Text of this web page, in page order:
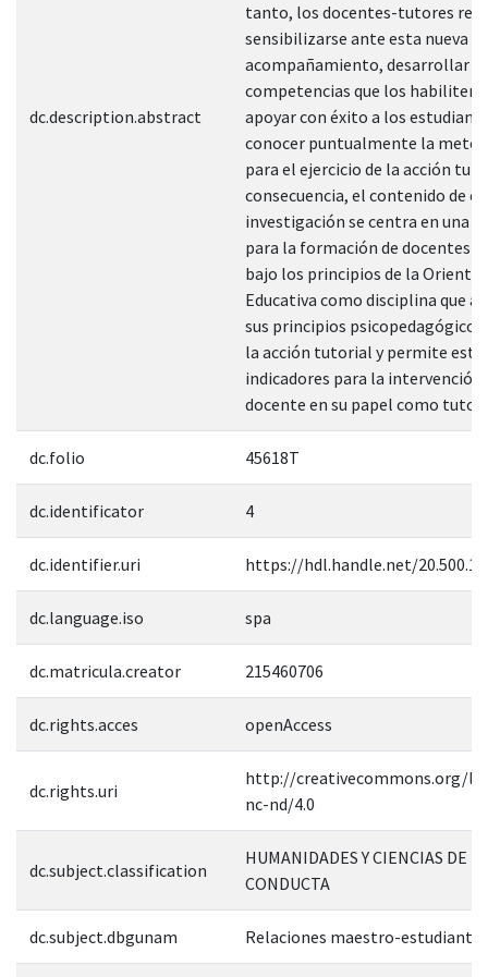
dc.description.abstract
tanto, los docentes-tutores
sensibilizarse ante esta nueva
acompañamiento, desarrollar
competencias que los habiliten
apoyar con éxito a los
conocer puntualmente la
para el ejercicio de la acción
consecuencia, el contenido de
investigación se centra en una
para la formación de docentes-
bajo los principios de la
Educativa como disciplina que a
sus principios
la acción tutorial y permite
indicadores para la intervención
docente en su papel como
dc.folio 45618T
dc.identificator 4
dc.identifier.uri https://hdl.handle.net/
dc.language.iso spa
dc.matricula.creator 215460706
dc.rights.acces openAccess
dc.rights.uri
http://creativecommons.org/
nc-nd/4.0
dc.subject.classification
HUMANIDADES Y CIENCIAS DE LA
CONDUCTA
dc.subject.dbgunam Relaciones maestro-estudiante